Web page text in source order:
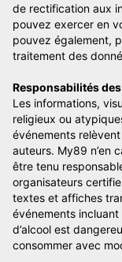
de rectification aux
pouvez exercer en
pouvez également,
traitement des
Responsabilités
Les informations,
religieux ou
événements
auteurs. My89 n’en
être tenu
organisateurs
textes et affiches
événements incluant
d’alcool est
consommer avec